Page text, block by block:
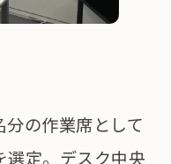
の作業席として
選定。デスク中央